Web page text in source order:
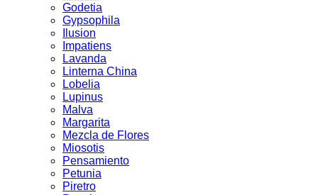
Godetia
Gypsophila
Ilusion
Impatiens
Lavanda
Linterna China
Lobelia
Lupinus
Malva
Margarita
Mezcla de Flores
Miosotis
Pensamiento
Petunia
Piretro